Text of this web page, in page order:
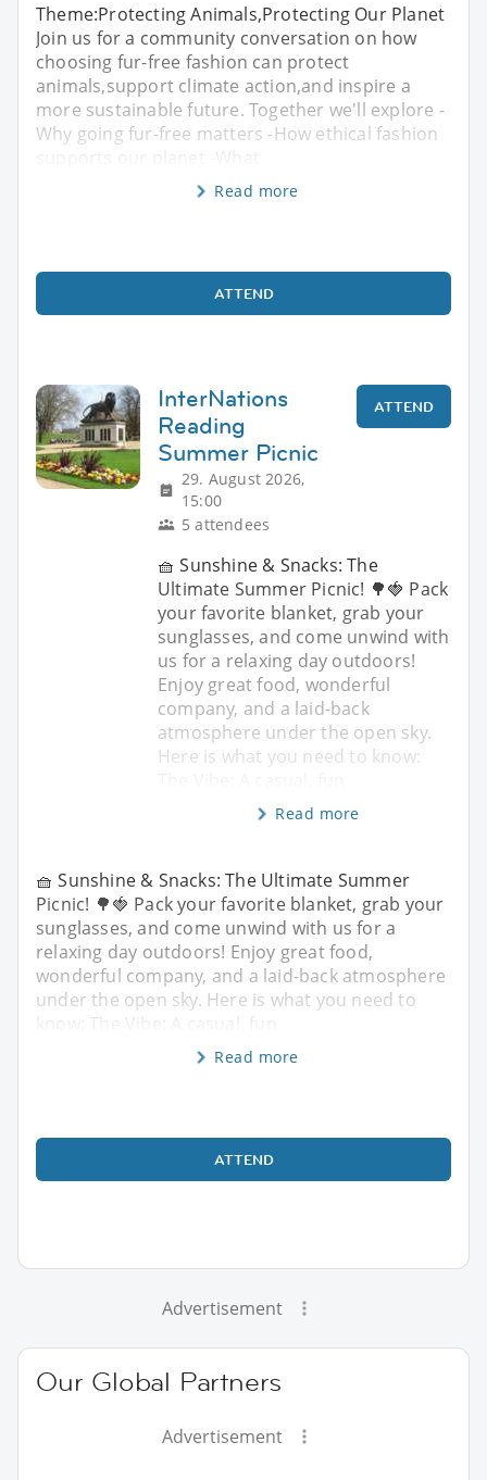
Theme:Protecting Animals,Protecting Our Planet
Join us for a community conversation on how
choosing fur-free fashion can protect
animals,support climate action,and inspire a
more sustainable future. Together we'll explore -
Why going fur-free matters -How ethical fashion
supports our planet -What
Read more
ATTEND
InterNations
Reading
Summer Picnic
29. August 2026,
15:00
5 attendees
ATTEND
🧺 Sunshine & Snacks: The
Ultimate Summer Picnic! 🌳🍓 Pack
your favorite blanket, grab your
sunglasses, and come unwind with
us for a relaxing day outdoors!
Enjoy great food, wonderful
company, and a laid-back
atmosphere under the open sky.
Here is what you need to know:
Read more
🧺 Sunshine & Snacks: The Ultimate Summer
Picnic! 🌳🍓 Pack your favorite blanket, grab your
sunglasses, and come unwind with us for a
relaxing day outdoors! Enjoy great food,
wonderful company, and a laid-back atmosphere
under the open sky. Here is what you need to
know: The Vibe: A casual, fun
Read more
ATTEND
Advertisement
Our Global Partners
Advertisement